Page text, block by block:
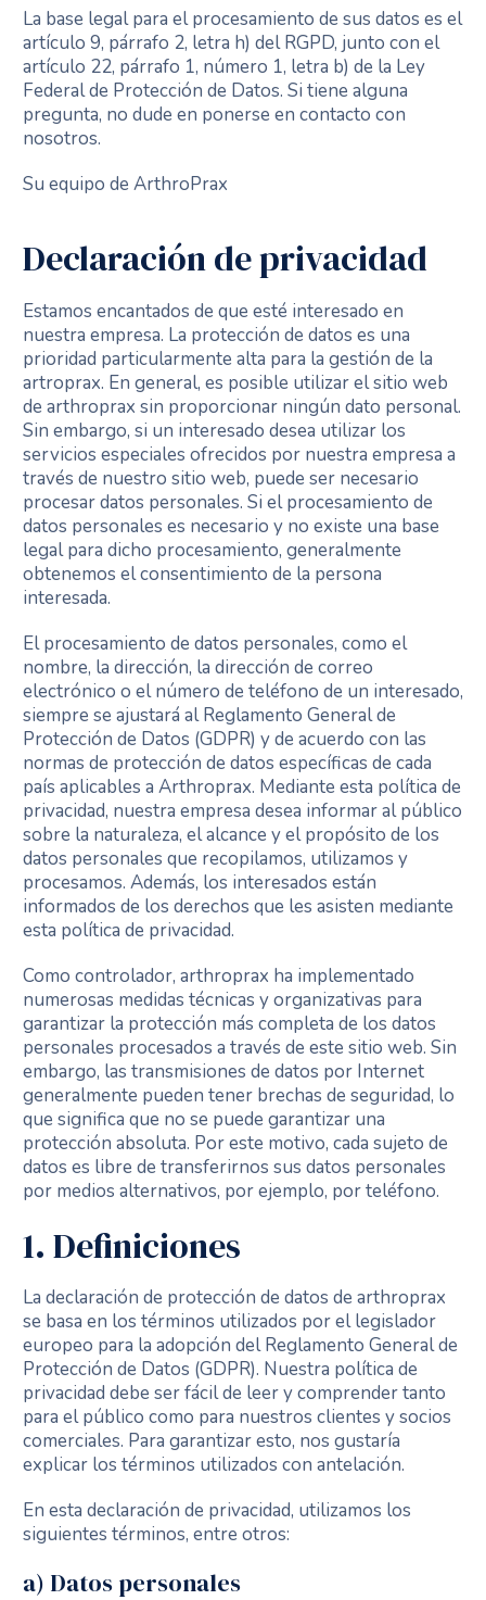
La base legal para el procesamiento de sus datos es el
artículo 9, párrafo 2, letra h) del RGPD, junto con el
artículo 22, párrafo 1, número 1, letra b) de la Ley
Federal de Protección de Datos. Si tiene alguna
pregunta, no dude en ponerse en contacto con
nosotros.
Su equipo de ArthroPrax
Declaración de privacidad
Estamos encantados de que esté interesado en
nuestra empresa. La protección de datos es una
prioridad particularmente alta para la gestión de la
artroprax. En general, es posible utilizar el sitio web
de arthroprax sin proporcionar ningún dato personal.
Sin embargo, si un interesado desea utilizar los
servicios especiales ofrecidos por nuestra empresa a
través de nuestro sitio web, puede ser necesario
procesar datos personales. Si el procesamiento de
datos personales es necesario y no existe una base
legal para dicho procesamiento, generalmente
obtenemos el consentimiento de la persona
interesada.
El procesamiento de datos personales, como el
nombre, la dirección, la dirección de correo
electrónico o el número de teléfono de un interesado,
siempre se ajustará al Reglamento General de
Protección de Datos (GDPR) y de acuerdo con las
normas de protección de datos específicas de cada
país aplicables a Arthroprax. Mediante esta política de
privacidad, nuestra empresa desea informar al público
sobre la naturaleza, el alcance y el propósito de los
datos personales que recopilamos, utilizamos y
procesamos. Además, los interesados están
informados de los derechos que les asisten mediante
esta política de privacidad.
Como controlador, arthroprax ha implementado
numerosas medidas técnicas y organizativas para
garantizar la protección más completa de los datos
personales procesados a través de este sitio web. Sin
embargo, las transmisiones de datos por Internet
generalmente pueden tener brechas de seguridad, lo
que significa que no se puede garantizar una
protección absoluta. Por este motivo, cada sujeto de
datos es libre de transferirnos sus datos personales
por medios alternativos, por ejemplo, por teléfono.
1. Definiciones
La declaración de protección de datos de arthroprax
se basa en los términos utilizados por el legislador
europeo para la adopción del Reglamento General de
Protección de Datos (GDPR). Nuestra política de
privacidad debe ser fácil de leer y comprender tanto
para el público como para nuestros clientes y socios
comerciales. Para garantizar esto, nos gustaría
explicar los términos utilizados con antelación.
En esta declaración de privacidad, utilizamos los
siguientes términos, entre otros:
a) Datos personales